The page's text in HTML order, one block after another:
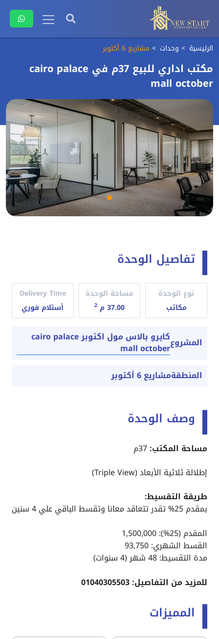
الرئيسية وحدات مشاريع 6 أكتوبر
مكتب اداري للبيع 37م في cairo palace
mall october
تفاصيل الوحدة
نوع الوحدة
مكاتب
مساحة الوحدة
37.00 م
2
Delivery Time
أستلام فوري
المشروع كايرو بالاس مول اكتوبر cairo palace
mall october
المنطقةمشاريع 6 أكتوبر
وصف الوحدة
مساحة المكتب:37م
إطلالة ثلاثية الأبعاد (Triple View)
طريقة التقسيط:
بمقدم 25% تقدر تتعاقد معانا وتقسط الباقي علي 4 سنين
المقدم (25%): 1,500,000
القسط الشهري: 93,750
مدة التقسيط: 48 شهر (4 سنوات)
للمزيد من التفاصيل: 01040305503
المميزات